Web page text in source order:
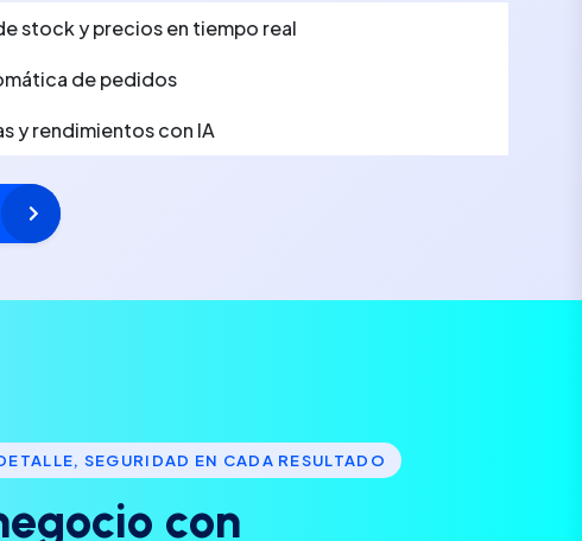
stock y precios en tiempo real
de pedidos
y rendimientos con IA
SEGURIDAD EN CADA RESULTADO
egocio con